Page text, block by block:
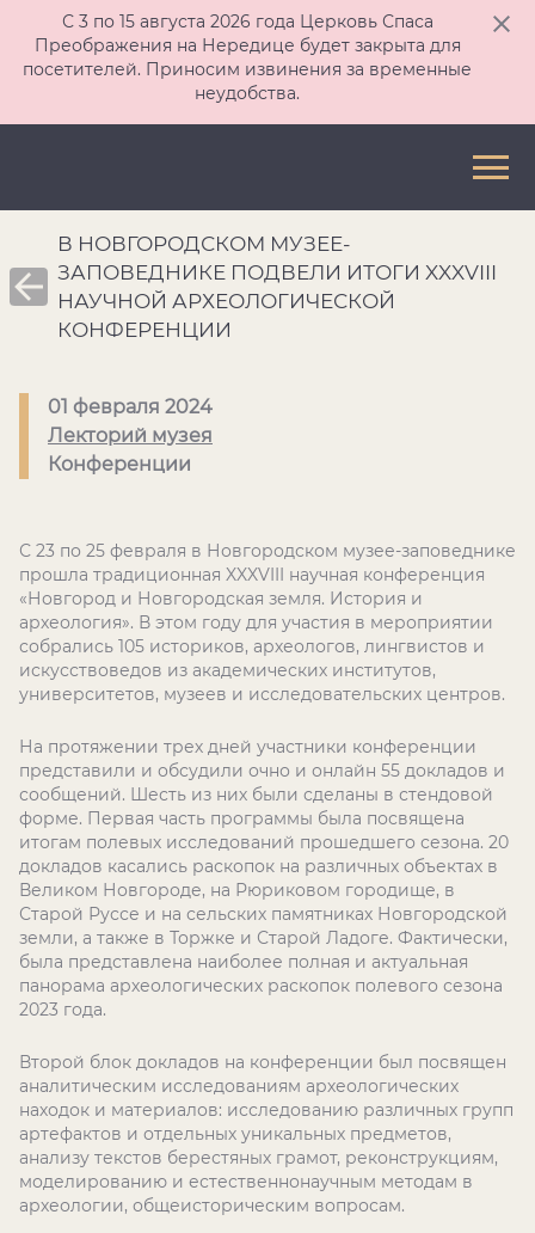
С 3 по 15 августа 2026 года Церковь Спаса
Преображения на Нередице будет закрыта для
посетителей. Приносим извинения за временные
неудобства.
В НОВГОРОДСКОМ МУЗЕЕ-
ЗАПОВЕДНИКЕ ПОДВЕЛИ ИТОГИ XXXVIII
НАУЧНОЙ АРХЕОЛОГИЧЕСКОЙ
КОНФЕРЕНЦИИ
01 февраля 2024
Лекторий музея
Конференции
С 23 по 25 февраля в Новгородском музее-заповеднике
прошла традиционная XXXVIII научная конференция
«Новгород и Новгородская земля. История и
археология». В этом году для участия в мероприятии
собрались 105 историков, археологов, лингвистов и
искусствоведов из академических институтов,
университетов, музеев и исследовательских центров.
На протяжении трех дней участники конференции
представили и обсудили очно и онлайн 55 докладов и
сообщений. Шесть из них были сделаны в стендовой
форме. Первая часть программы была посвящена
итогам полевых исследований прошедшего сезона. 20
докладов касались раскопок на различных объектах в
Великом Новгороде, на Рюриковом городище, в
Старой Руссе и на сельских памятниках Новгородской
земли, а также в Торжке и Старой Ладоге. Фактически,
была представлена наиболее полная и актуальная
панорама археологических раскопок полевого сезона
2023 года.
Второй блок докладов на конференции был посвящен
аналитическим исследованиям археологических
находок и материалов: исследованию различных групп
артефактов и отдельных уникальных предметов,
анализу текстов берестяных грамот, реконструкциям,
моделированию и естественнонаучным методам в
археологии, общеисторическим вопросам.